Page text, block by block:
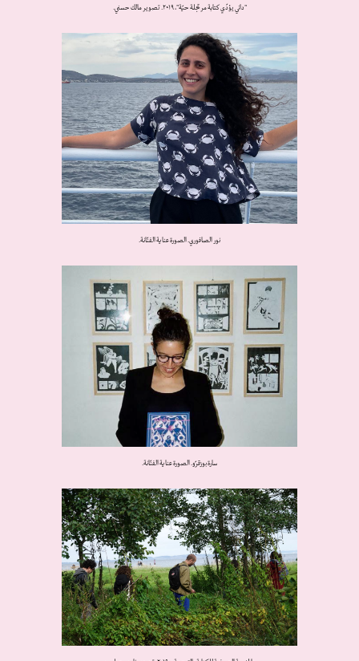
"داني يؤدّي كتابة مرتجلة حيّة"، ٢٠١٩. تصوير مالك حسني.
نور الصافوري. الصورة عناية الفنّانة.
سارة بوزقرّو. الصورة عناية الفنّانة.